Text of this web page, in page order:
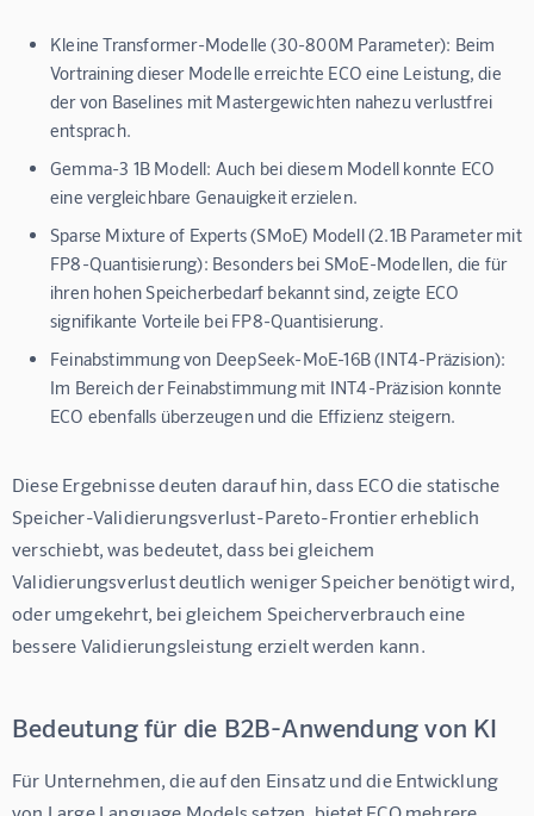
Kleine Transformer-Modelle (30-800M Parameter): Beim
Vortraining dieser Modelle erreichte ECO eine Leistung, die
der von Baselines mit Mastergewichten nahezu verlustfrei
entsprach.
Gemma-3 1B Modell: Auch bei diesem Modell konnte ECO
eine vergleichbare Genauigkeit erzielen.
Sparse Mixture of Experts (SMoE) Modell (2.1B Parameter mit
FP8-Quantisierung): Besonders bei SMoE-Modellen, die für
ihren hohen Speicherbedarf bekannt sind, zeigte ECO
signifikante Vorteile bei FP8-Quantisierung.
Feinabstimmung von DeepSeek-MoE-16B (INT4-Präzision):
Im Bereich der Feinabstimmung mit INT4-Präzision konnte
ECO ebenfalls überzeugen und die Effizienz steigern.
Diese Ergebnisse deuten darauf hin, dass ECO die statische
Speicher-Validierungsverlust-Pareto-Frontier erheblich
verschiebt, was bedeutet, dass bei gleichem
Validierungsverlust deutlich weniger Speicher benötigt wird,
oder umgekehrt, bei gleichem Speicherverbrauch eine
bessere Validierungsleistung erzielt werden kann.
Bedeutung für die B2B-Anwendung von KI
Für Unternehmen, die auf den Einsatz und die Entwicklung